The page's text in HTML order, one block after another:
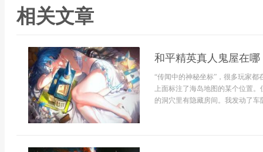
相关文章
和平精英真人鬼屋在
“传闻中的神秘坐标”，很多玩家
上面标注了海岛地图的某个位置
的洞穴里有隐藏房间。我发动了